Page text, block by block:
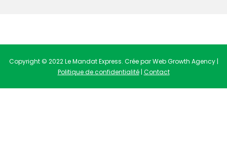
Copyright © 2022 Le Mandat Express. Crée par Web Growth Agency |
Politique de confidentialité| Contact